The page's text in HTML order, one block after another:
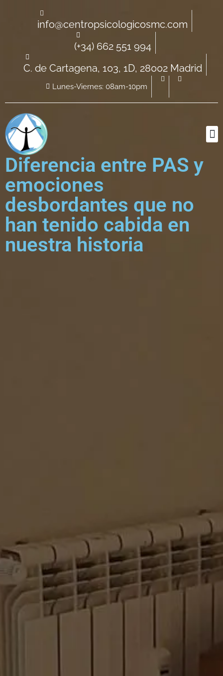
info@centropsicologicosmc.com
(+34) 662 551 994
C. de Cartagena, 103, 1D, 28002 Madrid
Lunes-Viernes: 08am-10pm
Diferencia entre PAS y
emociones
desbordantes que no
han tenido cabida en
nuestra historia